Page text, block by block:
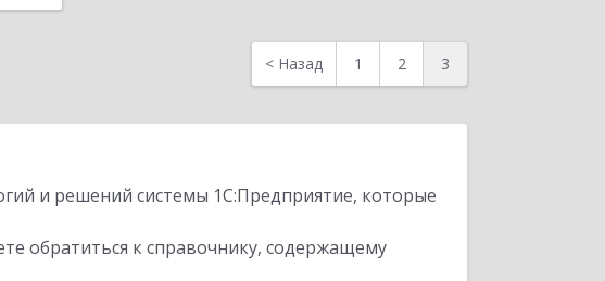
< Назад 1 2 3
и решений системы 1С:Предприятие, которые
обратиться к справочнику, содержащему